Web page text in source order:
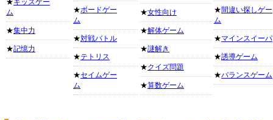
★キッズゲー
ム
★集中力
★記憶力
★ボードゲー
ム
★対戦バトル
★テトリス
★セイムゲー
ム
★女性向け
★解体ゲーム
★謎解き
★クイズ問題
★算数ゲーム
★間違い探しゲー
ム
★マインスイーパ
★誘導ゲーム
★バランスゲーム